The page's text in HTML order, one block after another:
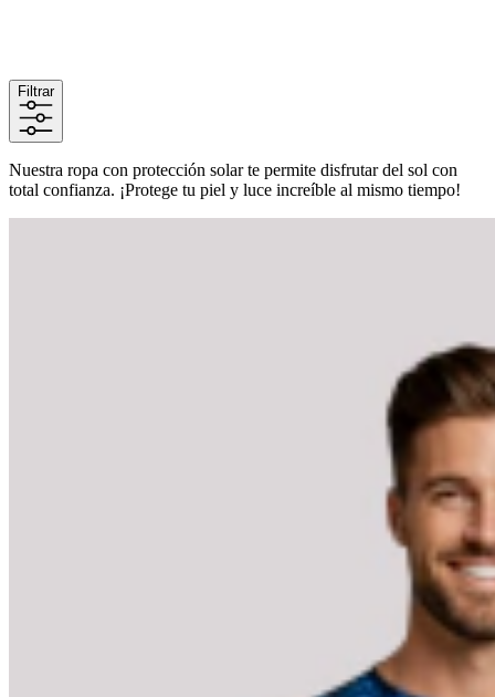
Filtrar
Nuestra ropa con protección solar te permite disfrutar del sol con
total confianza. ¡Protege tu piel y luce increíble al mismo tiempo!